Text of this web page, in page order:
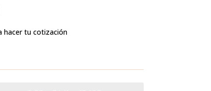
hacer tu cotización